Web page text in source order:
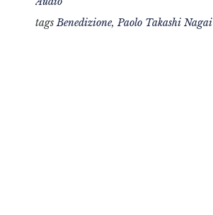
tagsBenedizione,Paolo Takashi Nagai